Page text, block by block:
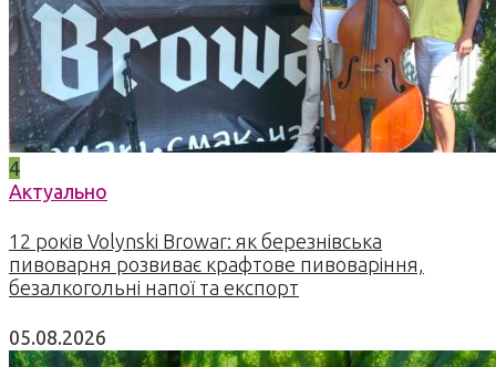
4
Актуально
12 років Volynski Browar: як березнівська
пивоварня розвиває крафтове пивоваріння,
безалкогольні напої та експорт
05.08.2026